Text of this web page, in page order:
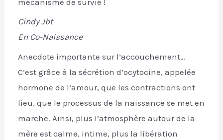
Cindy Jbt
En Co-Naissance
Anecdote importante sur l’accouchement…
C’est grâce à la sécrétion d’ocytocine, appelée
hormone de l’amour, que les contractions ont
lieu, que le processus de la naissance se met en
marche. Ainsi, plus l’atmosphère autour de la
mère est calme, intime, plus la libération